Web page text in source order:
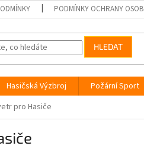
PODMÍNKY OCHRANY
HLEDAT
Hasičská Výzbroj Požární Sport
pro Hasiče